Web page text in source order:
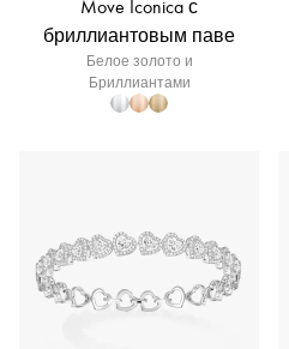
Move Iconica с
бриллиантовым паве
Белое золото и
Бриллиантами